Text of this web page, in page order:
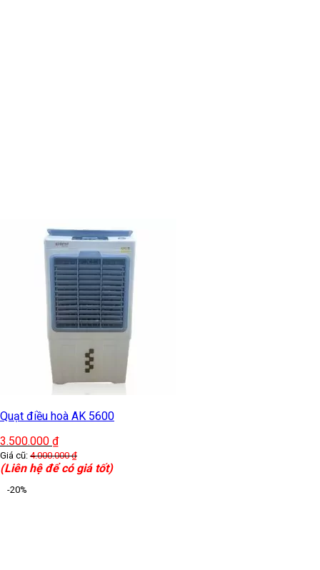
Quạt điều hoà AK 5600
3.500.000 ₫
Giá cũ: 4.000.000₫
(Liên hệ để có giá tốt)
-20%